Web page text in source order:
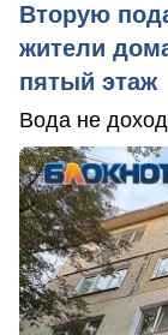
Вторую
жители
пятый этаж
Вода не